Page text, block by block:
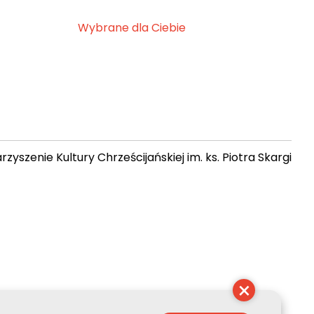
Wybrane dla Ciebie
Kultury Chrześcijańskiej im. ks. Piotra Skargi
×